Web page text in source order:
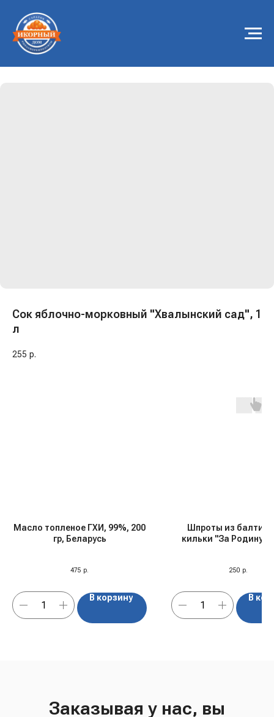
Сок яблочно-морковный "Хвалынский сад", 1
л
255 р.
Масло топленое ГХИ, 99%, 200
гр, Беларусь
475 р.
В корзину
Шпроты из
кильки "За Родину",
250 р.
В
Заказывая у нас, вы